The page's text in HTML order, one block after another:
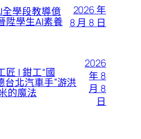
學段教導億
陞學生AI素養
2026 年
8 月 8 日
匠 | 鉗工“國
台北汽車手”游洪
的魔法
2026
年 8
月 8
日